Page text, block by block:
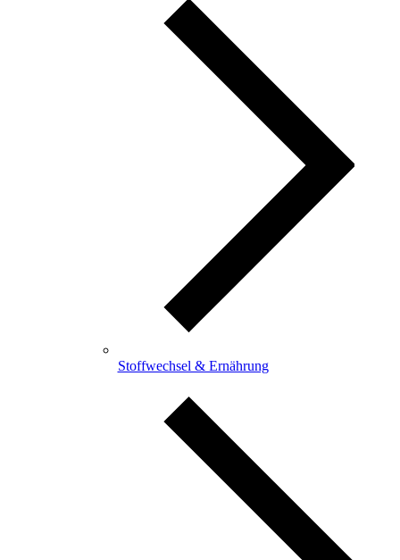
Stoffwechsel & Ernährung